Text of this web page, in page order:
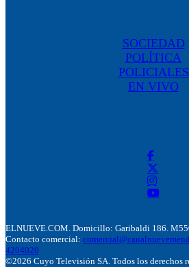
SOCIEDAD
POLÍTICA
POLICIALES
EN VIVO
ELNUEVE.COM. Domicillo: Garibaldi 186.
Contacto comercial:
4204020
©2026 Cuyo Televisión SA. Todos los derechos